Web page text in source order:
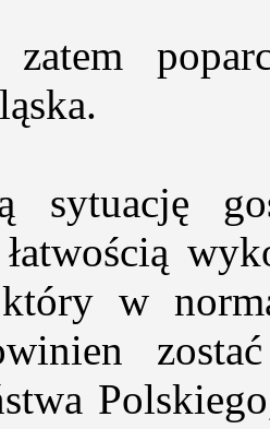
sytuację
w